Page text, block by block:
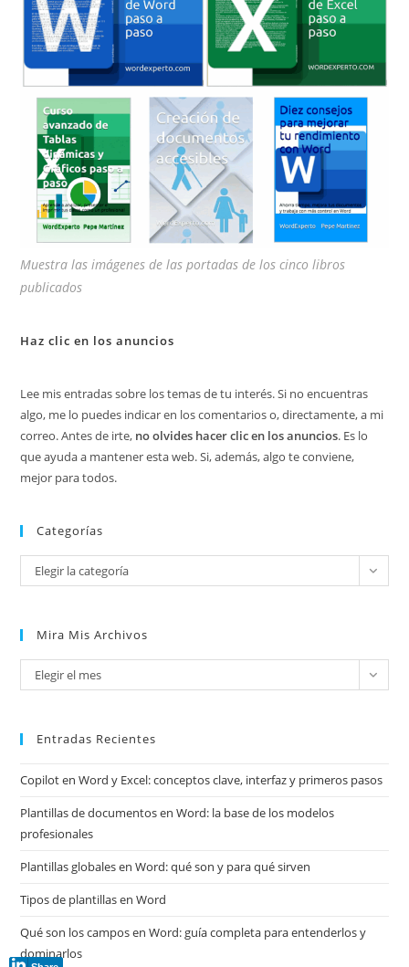
Muestra las imágenes de las portadas de los cinco libros
publicados
Haz clic en los anuncios
Lee mis entradas sobre los temas de tu interés. Si no encuentras
algo, me lo puedes indicar en los comentarios o, directamente, a mi
correo. Antes de irte, no olvides hacer clic en los anuncios. Es lo
que ayuda a mantener esta web. Si, además, algo te conviene,
mejor para todos.
Categorías
Categorías
Elegir la categoría
Mira Mis Archivos
Mira
mis
Elegir el mes
Entradas Recientes
Copilot en Word y Excel: conceptos clave, interfaz y primeros pasos
Plantillas de documentos en Word: la base de los modelos
profesionales
Plantillas globales en Word: qué son y para qué sirven
Tipos de plantillas en Word
Qué son los campos en Word: guía completa para entenderlos y
dominarlos